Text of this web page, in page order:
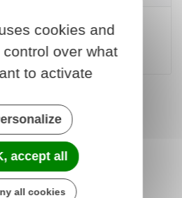
39 du 23 décembre
à compter du 1er
cookies and
over what
to activate
accept all
all cookies